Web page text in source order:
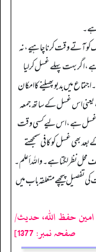
آتے وقت کرنا چاہیے، نہ
اگر بہت پہلے غسل کر لیا
میں بدبو پھیلنے کا امکان
اس غسل کے ساتھ جمعہ
غسل ہے، اس لیے کسی وقت
بھی غسل کو کافی سمجھتے
محل نظر لگتا ہے۔ واللہ أعلم۔
پیچھے متعلقہ باب میں
امین حفظ اللہ، حدیث/
صفحہ نمبر: 1377]